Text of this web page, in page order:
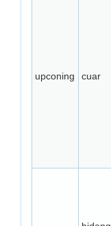
upconing cuar